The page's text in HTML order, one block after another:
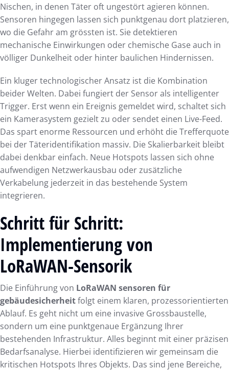
Nischen, in denen Täter oft ungestört agieren können.
Sensoren hingegen lassen sich punktgenau dort platzieren,
wo die Gefahr am grössten ist. Sie detektieren
mechanische Einwirkungen oder chemische Gase auch in
völliger Dunkelheit oder hinter baulichen Hindernissen.
Ein kluger technologischer Ansatz ist die Kombination
beider Welten. Dabei fungiert der Sensor als intelligenter
Trigger. Erst wenn ein Ereignis gemeldet wird, schaltet sich
ein Kamerasystem gezielt zu oder sendet einen Live-Feed.
Das spart enorme Ressourcen und erhöht die Trefferquote
bei der Täteridentifikation massiv. Die Skalierbarkeit bleibt
dabei denkbar einfach. Neue Hotspots lassen sich ohne
aufwendigen Netzwerkausbau oder zusätzliche
Verkabelung jederzeit in das bestehende System
integrieren.
Schritt für Schritt:
Implementierung von
LoRaWAN-Sensorik
Die Einführung von LoRaWAN sensoren für
gebäudesicherheitfolgt einem klaren, prozessorientierten
Ablauf. Es geht nicht um eine invasive Grossbaustelle,
sondern um eine punktgenaue Ergänzung Ihrer
bestehenden Infrastruktur. Alles beginnt mit einer präzisen
Bedarfsanalyse. Hierbei identifizieren wir gemeinsam die
kritischen Hotspots Ihres Objekts. Das sind jene Bereiche,